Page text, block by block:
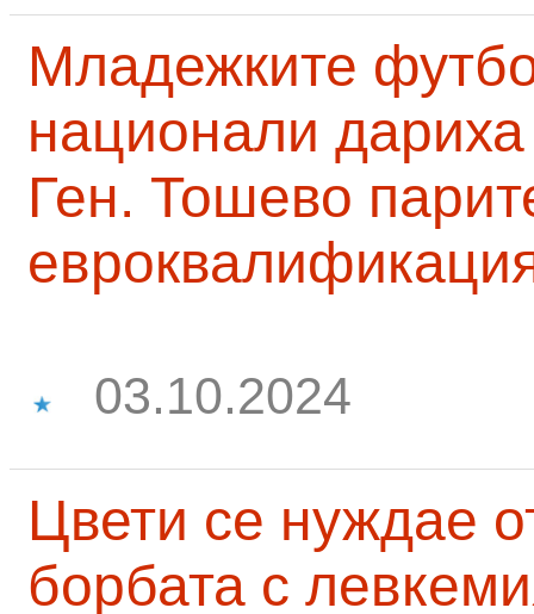
Младежките
национали
Ген. Тошево
03.10.2024
Цвети се нуждае
борбата с